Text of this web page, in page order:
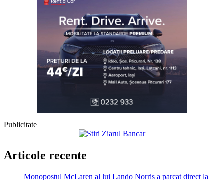
Publicitate
Articole recente
Monopostul McLaren al lui Lando Norris a parcat direct la